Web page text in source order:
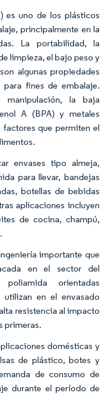
es uno de los plásticos
principalmente en la
La portabilidad, la
limpieza, el bajo peso y
algunas propiedades
fines de embalaje.
la baja
A (BPA) y metales
que permiten el
envases tipo almeja,
para llevar, bandejas
botellas de bebidas
aplicaciones incluyen
de cocina, champú,
importante que
en el sector del
orientadas
en el envasado
resistencia al impacto
primeras.
domésticas y
de plástico, botes y
de consumo de
durante el período de